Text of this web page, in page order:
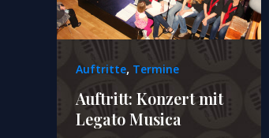
Auftritte, Termine
Auftritt: Konzert mit
Legato Musica